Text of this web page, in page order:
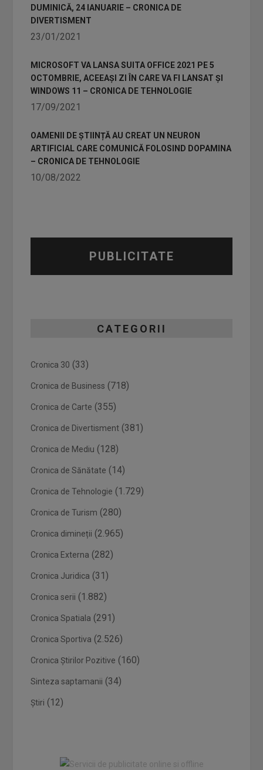
DUMINICĂ, 24 IANUARIE – CRONICA DE
DIVERTISMENT
23/01/2021
MICROSOFT VA LANSA SUITA OFFICE 2021 PE 5
OCTOMBRIE, ACEEAȘI ZI ÎN CARE VA FI LANSAT ȘI
WINDOWS 11 – CRONICA DE TEHNOLOGIE
17/09/2021
OAMENII DE ȘTIINȚĂ AU CREAT UN NEURON
ARTIFICIAL CARE COMUNICĂ FOLOSIND DOPAMINA
– CRONICA DE TEHNOLOGIE
10/08/2022
PUBLICITATE
CATEGORII
Cronica 30 (33)
Cronica de Business (718)
Cronica de Carte (355)
Cronica de Divertisment (381)
Cronica de Mediu (128)
Cronica de Sănătate (14)
Cronica de Tehnologie (1.729)
Cronica de Turism (280)
Cronica dimineții (2.965)
Cronica Externa (282)
Cronica Juridica (31)
Cronica serii (1.882)
Cronica Spatiala (291)
Cronica Sportiva (2.526)
Cronica Știrilor Pozitive (160)
Sinteza saptamanii (34)
Știri (12)